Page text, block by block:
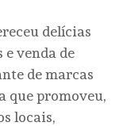
delícias
venda de
de marcas
que promoveu,
locais,